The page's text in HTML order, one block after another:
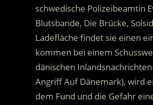
schwedische Polizeibeamtin
Blutsbande, Die Brücke,
Ladefläche findet sie einen
kommen bei einem
dänischen
Angriff Auf Dänemark), wird
dem Fund und die Gefahr